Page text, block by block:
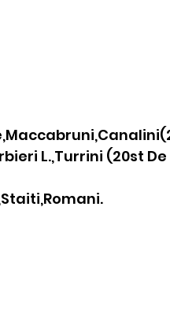
L.,Turrini (20st De